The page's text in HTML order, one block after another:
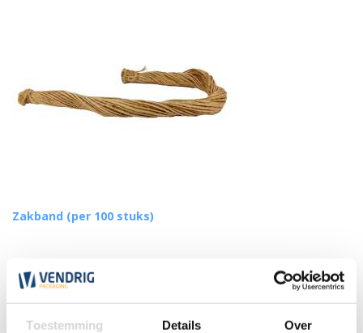
Toestemming Details Over
Zakband (per 100 stuks)
vanaf
4,35